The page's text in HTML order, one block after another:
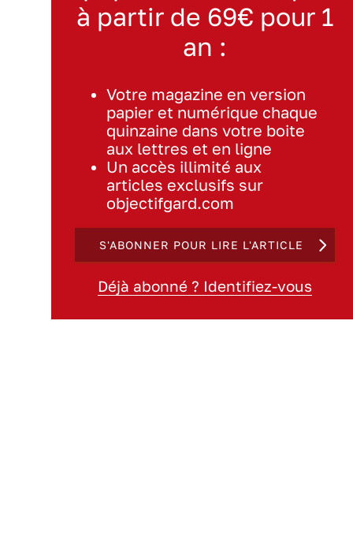
à partir de 69€ pour 1
an :
Votre magazine en version
papier et numérique chaque
quinzaine dans votre boite
aux lettres et en ligne
Un accès illimité aux
articles exclusifs sur
objectifgard.com
S'ABONNER POUR LIRE L'ARTICLE
Déjà abonné ? Identifiez-vous